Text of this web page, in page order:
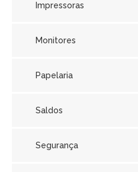
Impressoras
Monitores
Papelaria
Saldos
Segurança